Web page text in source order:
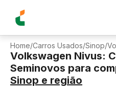
Home/Carros Usados/Sinop/
Volkswagen Nivus:
Seminovos para
Sinop e região